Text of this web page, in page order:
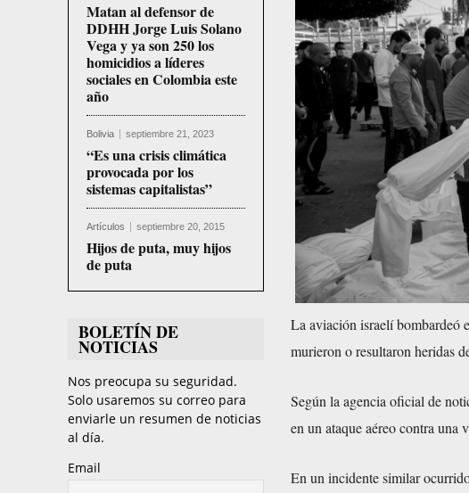
Matan al defensor de
DDHH Jorge Luis Solano
Vega y ya son 250 los
homicidios a líderes
sociales en Colombia este
año
Bolivia septiembre 21, 2023
“Es una crisis climática
provocada por los
sistemas capitalistas”
Artículos septiembre 20, 2015
Hijos de puta, muy hijos
de puta
BOLETÍN DE
NOTICIAS
Nos preocupa su seguridad.
Solo usaremos su correo para
enviarle un resumen de noticias
al día.
Email
La aviación israelí bombardeó
murieron o resultaron heridas
Según la agencia oficial de
en un ataque aéreo contra una
En un incidente similar